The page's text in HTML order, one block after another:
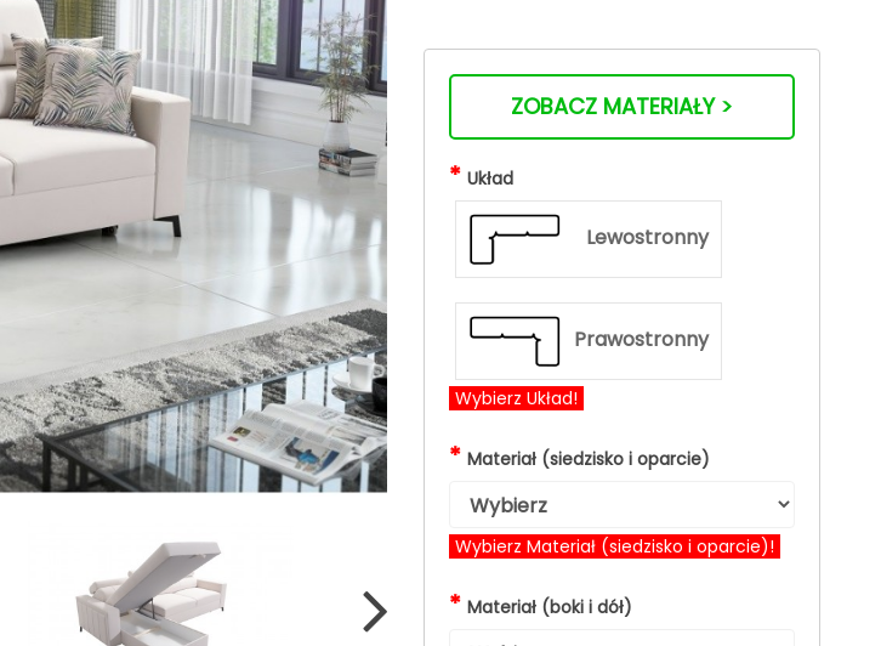
ZOBACZ MATERIAŁY >
*Układ
Lewostronny
Prawostronny
Wybierz Układ!
*Materiał (siedzisko i oparcie)
Wybierz Materiał (siedzisko i oparcie)!
*Materiał (boki i dół)